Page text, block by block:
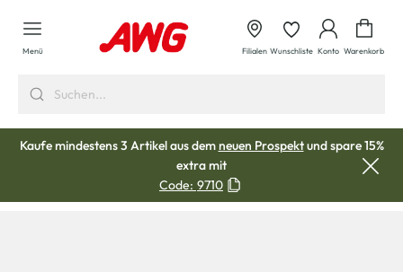
springen
Menü Filialen Wunschliste Konto Warenkorb
Kaufe mindestens 3 Artikel aus demneuen Prospektund spare 15%
extra mit
Code: 9710